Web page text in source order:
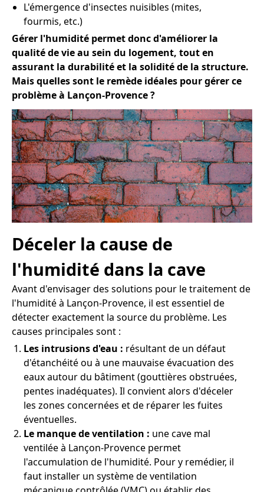
L'émergence d'insectes nuisibles (mites,
fourmis, etc.)
Gérer l'humidité permet donc d'améliorer la
qualité de vie au sein du logement, tout en
assurant la durabilité et la solidité de la structure.
Mais quelles sont le remède idéales pour gérer ce
problème à Lançon-Provence ?
Déceler la cause de
l'humidité dans la cave
Avant d'envisager des solutions pour le traitement de
l'humidité à Lançon-Provence, il est essentiel de
détecter exactement la source du problème. Les
causes principales sont :
Les intrusions d'eau : résultant de un défaut
d'étanchéité ou à une mauvaise évacuation des
eaux autour du bâtiment (gouttières obstruées,
pentes inadéquates). Il convient alors d'déceler
les zones concernées et de réparer les fuites
éventuelles.
Le manque de ventilation : une cave mal
ventilée à Lançon-Provence permet
l'accumulation de l'humidité. Pour y remédier, il
faut installer un système de ventilation